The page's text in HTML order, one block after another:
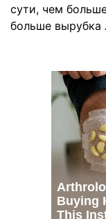
сути, чем
больше вырубка